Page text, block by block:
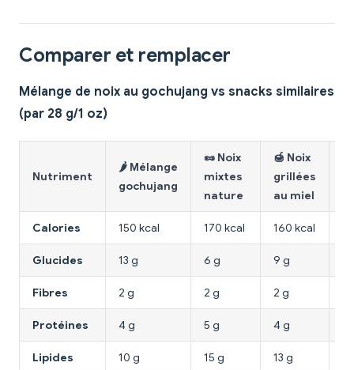
Comparer et remplacer
Mélange de noix au gochujang vs snacks similaires
(par 28 g/1 oz)
Nutriment
🌶️ Mélange
gochujang
🥜 Noix
mixtes
nature
🍯 Noix
grillées
au miel
Calories 150 kcal 170 kcal 160 kcal
Glucides 13 g 6 g 9 g
Fibres 2 g 2 g 2 g
Protéines 4 g 5 g 4 g
Lipides 10 g 15 g 13 g